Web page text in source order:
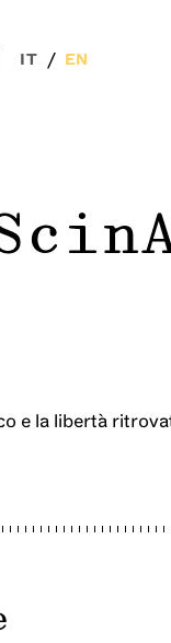
IT / EN
e la libertà